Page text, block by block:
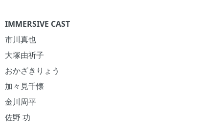
IMMERSIVE CAST
市川真也
大塚由祈子
おかざきりょう
加々見千懐
金川周平
佐野 功